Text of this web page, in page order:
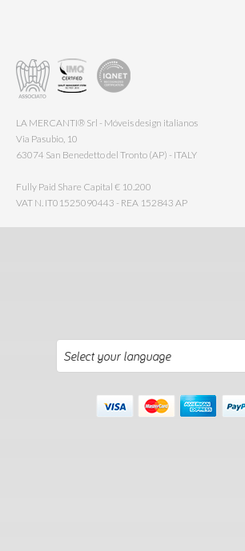
LA MERCANTI® Srl - Móveis design italianos
Via Pasubio, 10
63074 San Benedetto del Tronto (AP) - ITALY
Fully Paid Share Capital € 10.200
VAT N. IT01525090443 - REA 152843 AP